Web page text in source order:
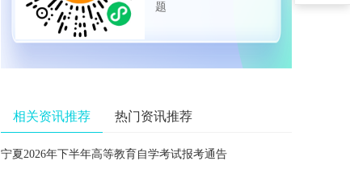
题
相关资讯推荐 热门资讯推荐
宁夏2026年下半年高等教育自学考试报考通告